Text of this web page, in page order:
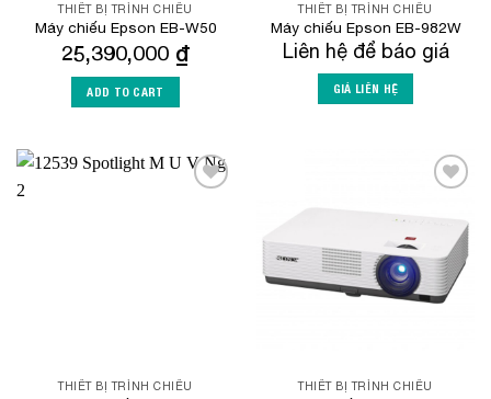
THIẾT BỊ TRÌNH CHIẾU
Máy chiếu Epson EB-W50
25,390,000 ₫
ADD TO CART
THIẾT BỊ TRÌNH CHIẾU
Máy chiếu Epson EB-982W
Liên hệ để báo giá
GIÁ LIÊN HỆ
THIẾT BỊ TRÌNH CHIẾU
Wishlist
THIẾT BỊ TRÌNH CHIẾU